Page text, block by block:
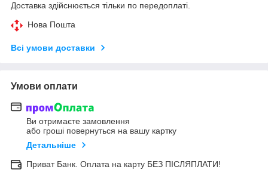
Доставка здійснюється тільки по передоплаті.
Нова Пошта
Всі умови доставки
Умови оплати
Ви отримаєте замовлення
або гроші повернуться на вашу картку
Детальніше
Приват Банк. Оплата на карту БЕЗ ПІСЛЯПЛАТИ!